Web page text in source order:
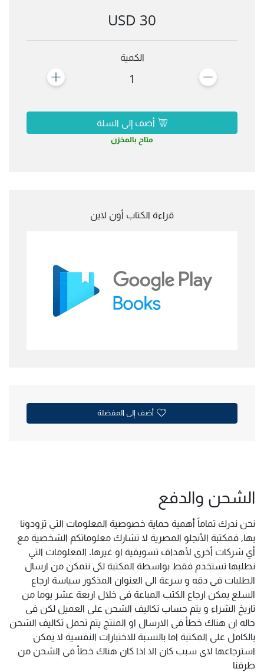
30 USD
الكمية
1
أضف إلى السلة
متاح بالمخزن
قراءة الكتاب أون لاين
أضف إلى المفضلة
الشحن والدفع
نحن ندرك تماماً أهمية حماية خصوصية المعلومات التي تزودونا
بها, فمكتبة الأنجلو المصرية لا تشارك معلوماتكم الشخصية مع
أي شركات أخرى لأهداف تسويقية او غيرها. المعلومات التي
نطلبها تستخدم فقط بواسطة المكتبة لكى نتمكن من ارسال
الطلبات فى دقه و سرعة الى العنوان المذكور سياسة ارجاع
السلع يمكن ارجاع الكتب المباعة فى خلال اربعة عشر يوما من
تاريخ الشراء و يتم حساب تكاليف الشحن على العميل لكن فى
حاله ان هناك خطأ فى الارسال او المنتج يتم تحمل تكاليف الشحن
بالكامل على المكتبة اما بالنسبة للاختبارات النفسية لا يمكن
استرجاعها لاى سبب كان الا اذا كان هناك خطأ فى الشحن من
طرفنا